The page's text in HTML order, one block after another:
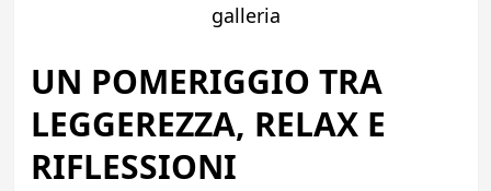
galleria
UN POMERIGGIO TRA
LEGGEREZZA, RELAX E
RIFLESSIONI